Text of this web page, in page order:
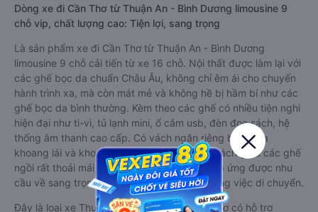
Dòng xe đi Cần Thơ từ Thuận An - Bình Dương limousine 9
chỗ vip, chất lượng cao: Tiện lợi, sang trọng
Là sản phẩm xe đi Cần Thơ từ Thuận An - Bình Dương
limousine 9 chỗ cải tiến từ xe 16 chỗ. Nội thất được làm lại với
các ghế bọc da chuẩn Châu Âu, không chỉ êm ái cho chuyến
hành trình xa, mà còn mát mẻ và không hề bị hầm bí như các
ghế bọc da bình thường. Kèm theo các ghế có nhiều tiện nghi
hiện đại như ti-vi, tủ lạnh mini, ổ cắm usb, đèn đọc sách, hệ
thống âm thanh cao cấp. Có vách ngăn riêng biệt giữa
khoang lái và khoang hành khách. Khoảng cách giữa các ghế
ngồi rất thoải mái, không nhồi nhét. Luôn đáp ứng được nhu
cầu về sang trọng, thoải mái và tiện nghi trong việc di chuyển.
Đây là loại xe Thuận An - Bình Dương Cần Thơ có hỗ trợ